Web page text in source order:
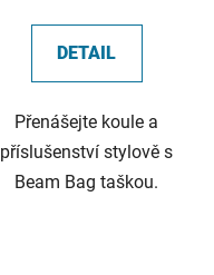
DETAIL
Přenášejte koule a
příslušenství stylově s
Beam Bag taškou.